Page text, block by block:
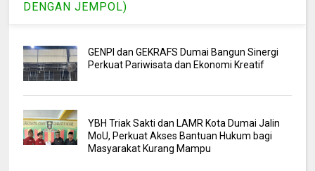
DENGAN JEMPOL)
GENPI dan GEKRAFS Dumai Bangun Sinergi
Perkuat Pariwisata dan Ekonomi Kreatif
YBH Triak Sakti dan LAMR Kota Dumai Jalin
MoU, Perkuat Akses Bantuan Hukum bagi
Masyarakat Kurang Mampu